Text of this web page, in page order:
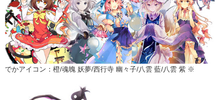
でかアイコン：橙/魂魄 妖夢/西行寺 幽々子/八雲 藍/八雲 紫 ※